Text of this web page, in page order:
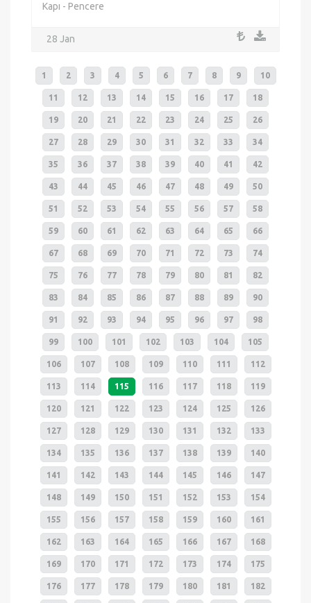
Kapı - Pencere
28 Jan
1 2 3 4 5 6 7 8 9 10
11 12 13 14 15 16 17 18
19 20 21 22 23 24 25 26
27 28 29 30 31 32 33 34
35 36 37 38 39 40 41 42
43 44 45 46 47 48 49 50
51 52 53 54 55 56 57 58
59 60 61 62 63 64 65 66
67 68 69 70 71 72 73 74
75 76 77 78 79 80 81 82
83 84 85 86 87 88 89 90
91 92 93 94 95 96 97 98
99 100 101 102 103 104 105
106 107 108 109 110 111 112
113 114 115 116 117 118 119
120 121 122 123 124 125 126
127 128 129 130 131 132 133
134 135 136 137 138 139 140
141 142 143 144 145 146 147
148 149 150 151 152 153 154
155 156 157 158 159 160 161
162 163 164 165 166 167 168
169 170 171 172 173 174 175
176 177 178 179 180 181 182